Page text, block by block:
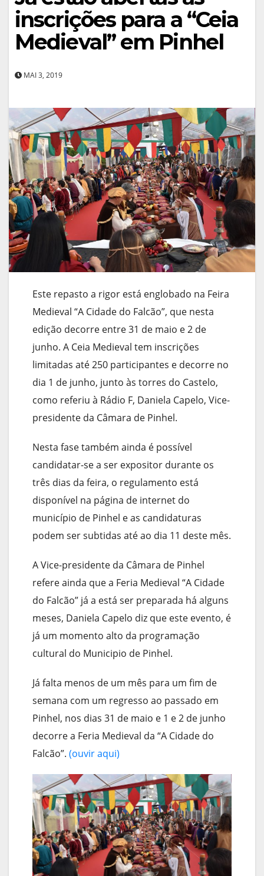
inscrições para a “Ceia
Medieval” em Pinhel
MAI 3, 2019
Este repasto a rigor está englobado na Feira
Medieval “A Cidade do Falcão”, que nesta
edição decorre entre 31 de maio e 2 de
junho. A Ceia Medieval tem inscrições
limitadas até 250 participantes e decorre no
dia 1 de junho, junto às torres do Castelo,
como referiu à Rádio F, Daniela Capelo, Vice-
presidente da Câmara de Pinhel.
Nesta fase também ainda é possível
candidatar-se a ser expositor durante os
três dias da feira, o regulamento está
disponível na página de internet do
município de Pinhel e as candidaturas
podem ser subtidas até ao dia 11 deste mês.
A Vice-presidente da Câmara de Pinhel
refere ainda que a Feria Medieval “A Cidade
do Falcão” já a está ser preparada há alguns
meses, Daniela Capelo diz que este evento, é
já um momento alto da programação
cultural do Municipio de Pinhel.
Já falta menos de um mês para um fim de
semana com um regresso ao passado em
Pinhel, nos dias 31 de maio e 1 e 2 de junho
decorre a Feria Medieval da “A Cidade do
Falcão”. (ouvir aqui)